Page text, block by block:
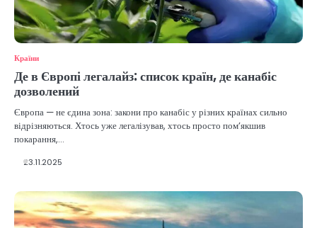
Країни
Де в Європі легалайз: список країн, де канабіс
дозволений
Європа — не єдина зона: закони про канабіс у різних країнах сильно
відрізняються. Хтось уже легалізував, хтось просто пом’якшив
покарання,…
23.11.2025